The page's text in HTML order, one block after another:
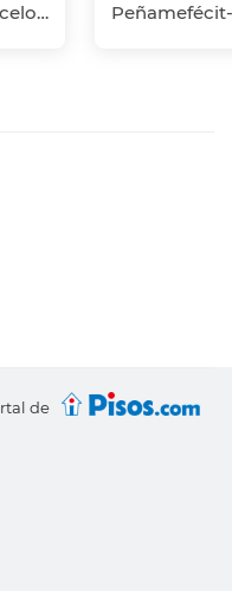
Peñamefécit-Avenida de Barcelona, Jaén Capital, Jaén
de